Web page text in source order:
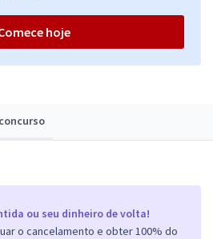
ou seu dinheiro de volta!
o cancelamento e obter 100% do
hoje